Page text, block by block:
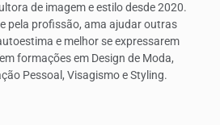
de imagem e estilo desde 2020.
pela profissão, ama ajudar outras
e melhor se expressarem
formações em Design de Moda,
Pessoal, Visagismo e Styling.